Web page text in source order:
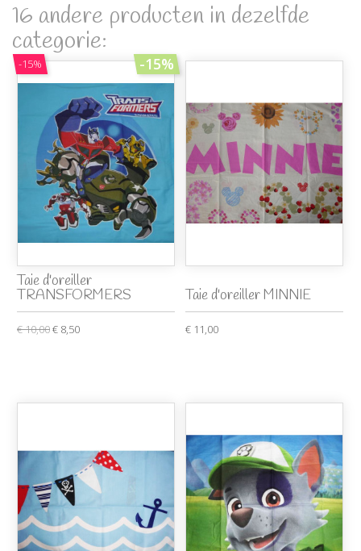
16 andere producten in dezelfde
categorie:
-15% -15%
Taie d'oreiller
TRANSFORMERS
€ 10,00€ 8,50
Taie d'oreiller MINNIE
€ 11,00